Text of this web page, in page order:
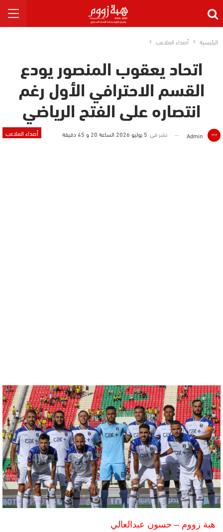
الرئيسية أصداء الملاعب
اتحاد يعقوب المنصور يودع
القسم الاحترافي الأول رغم
انتصاره على الفتح الرياضي
أصداء الملاعب Admin نشر في 5 يوليو 2026 الساعة 20 و 45 دقيقة
هبة زووم – حسون عبدالعالي